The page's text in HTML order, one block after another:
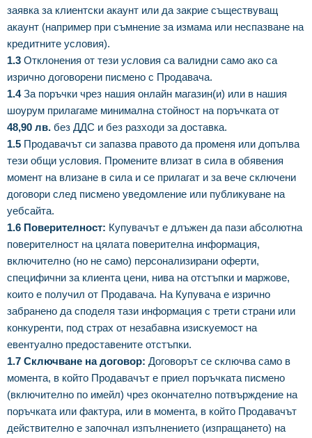
заявка за клиентски акаунт или да закрие съществуващ
акаунт (например при съмнение за измама или неспазване на
кредитните условия).
1.3 Отклонения от тези условия са валидни само ако са
изрично договорени писмено с Продавача.
1.4За поръчки чрез нашия онлайн магазин(и) или в нашия
шоурум прилагаме минимална стойност на поръчката от
48,90 лв. без ДДС и без разходи за доставка.
1.5 Продавачът си запазва правото да променя или допълва
тези общи условия. Промените влизат в сила в обявения
момент на влизане в сила и се прилагат и за вече сключени
договори след писмено уведомление или публикуване на
уебсайта.
1.6 Поверителност: Купувачът е длъжен да пази абсолютна
поверителност на цялата поверителна информация,
включително (но не само) персонализирани оферти,
специфични за клиента цени, нива на отстъпки и маржове,
които е получил от Продавача. На Купувача е изрично
забранено да споделя тази информация с трети страни или
конкуренти, под страх от незабавна изискуемост на
евентуално предоставените отстъпки.
1.7 Сключване на договор: Договорът се сключва само в
момента, в който Продавачът е приел поръчката писмено
(включително по имейл) чрез окончателно потвърждение на
поръчката или фактура, или в момента, в който Продавачът
действително е започнал изпълнението (изпращането) на